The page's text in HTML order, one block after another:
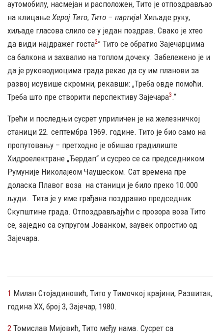
аутомобилу, насмејан и расположен, Тито је отпоздрављао
на клицање Херој Тито, Тито – партија! Хиљаде руку,
хиљаде гласова слило се у један поздрав. Свако је хтео
да види најдражег госта2” Тито се обратио Зајечарцима
са балкона и захвалио на топлом дочеку. Забележено је и
да је руководиоцима града рекао да су им планови за
развој исувише скромни, рекавши: „Треба овде помоћи.
Треба што пре створити перспективу Зајечара3.“
Трећи и последњи сусрет уприличен је на железничкој
станици 22. септембра 1969. године. Тито је био само на
пропутовању – претходно је обишао градилиште
Хидроелектране „Ђердап“ и сусрео се са председником
Румуније Николајеом Чаушеском. Сат времена пре
доласка Плавог воза на станици је било преко 10.000
људи. Тита је у име грађана поздравио председник
Скупштине града. Отпоздрављајући с прозора воза Тито
се, заједно са супругом Јованком, заувек опростио од
Зајечара.
1 Милан Стојадиновић, Тито у Тимочкој крајини, Развитак,
година XX, број 3, Зајечар, 1980.
2 Томислав Мијовић, Тито међу нама. Сусрет са